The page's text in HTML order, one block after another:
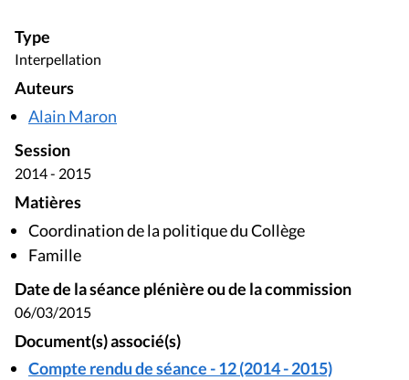
Type
Interpellation
Auteurs
Alain Maron
Session
2014 - 2015
Matières
Coordination de la politique du Collège
Famille
Date de la séance plénière ou de la commission
06/03/2015
Document(s) associé(s)
Compte rendu de séance - 12 (2014 - 2015)